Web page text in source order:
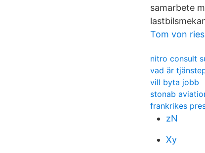
samarbete
Tom von
nitro consult
vad är
vill byta jobb
stonab
frankrikes
zN
Xy